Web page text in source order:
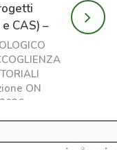
CAS) –
ON